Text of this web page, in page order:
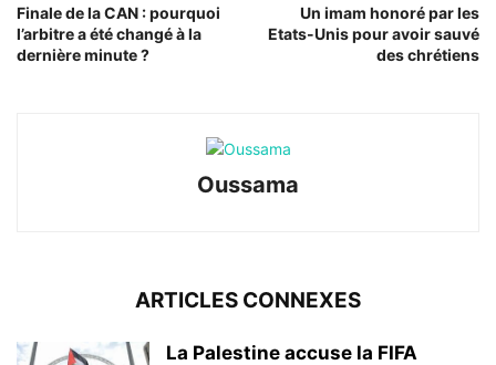
Finale de la CAN : pourquoi
l’arbitre a été changé à la
dernière minute ?
Un imam honoré par les
Etats-Unis pour avoir sauvé
des chrétiens
Oussama
ARTICLES CONNEXES
La Palestine accuse la FIFA